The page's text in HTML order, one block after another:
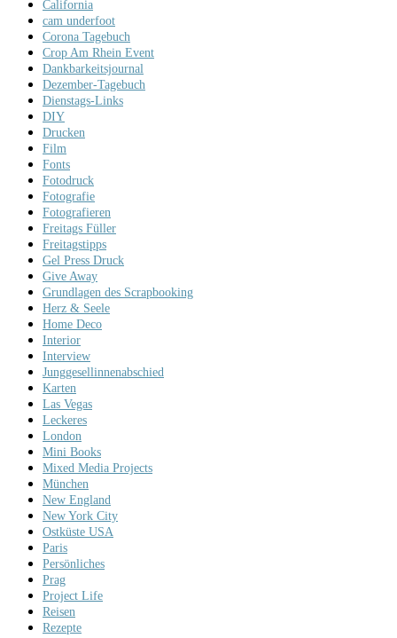
California
cam underfoot
Corona Tagebuch
Crop Am Rhein Event
Dankbarkeitsjournal
Dezember-Tagebuch
Dienstags-Links
DIY
Drucken
Film
Fonts
Fotodruck
Fotografie
Fotografieren
Freitags Füller
Freitagstipps
Gel Press Druck
Give Away
Grundlagen des Scrapbooking
Herz & Seele
Home Deco
Interior
Interview
Junggesellinnenabschied
Karten
Las Vegas
Leckeres
London
Mini Books
Mixed Media Projects
München
New England
New York City
Ostküste USA
Paris
Persönliches
Prag
Project Life
Reisen
Rezepte